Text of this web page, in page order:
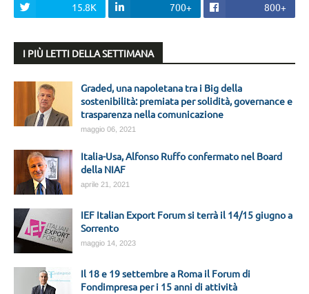
15.8K 700+ 800+
I PIÙ LETTI DELLA SETTIMANA
Graded, una napoletana tra i Big della
sostenibilità: premiata per solidità, governance e
trasparenza nella comunicazione
maggio 06, 2021
Italia-Usa, Alfonso Ruffo confermato nel Board
della NIAF
aprile 21, 2021
IEF Italian Export Forum si terrà il 14/15 giugno a
Sorrento
maggio 14, 2023
Il 18 e 19 settembre a Roma il Forum di
Fondimpresa per i 15 anni di attività